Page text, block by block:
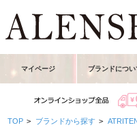
マイページ ブランドについ
TOP > ブランドから探す >